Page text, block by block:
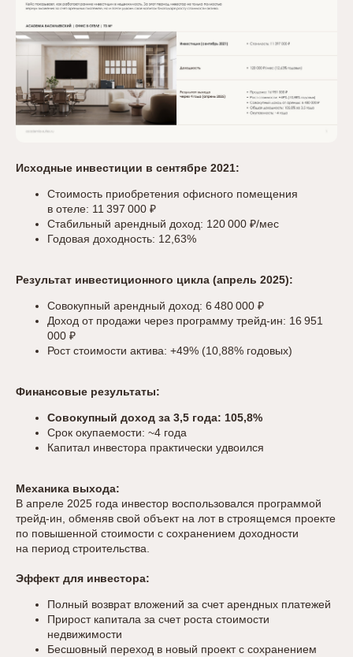
Исходные инвестиции в сентябре 2021:
Стоимость приобретения офисного помещения
в отеле: 11 397 000 ₽
Стабильный арендный доход: 120 000 ₽/мес
Годовая доходность: 12,63%
Результат инвестиционного цикла (апрель 2025):
Совокупный арендный доход: 6 480 000 ₽
Доход от продажи через программу трейд-ин: 16 951
000 ₽
Рост стоимости актива: +49% (10,88% годовых)
Финансовые результаты:
Совокупный доход за 3,5 года: 105,8%
Срок окупаемости: ~4 года
Капитал инвестора практически удвоился
Механика выхода:
В апреле 2025 года инвестор воспользовался программой
трейд-ин, обменяв свой объект на лот в строящемся проекте
по повышенной стоимости с сохранением доходности
на период строительства.
Эффект для инвестора:
Полный возврат вложений за счет арендных платежей
Прирост капитала за счет роста стоимости
недвижимости
Бесшовный переход в новый проект с сохранением